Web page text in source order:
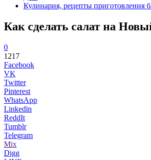
Кулинария, рецепты приготовления
Как сделать салат на
0
1217
Facebook
VK
Twitter
Pinterest
WhatsApp
Linkedin
ReddIt
Tumblr
Telegram
Mix
Digg